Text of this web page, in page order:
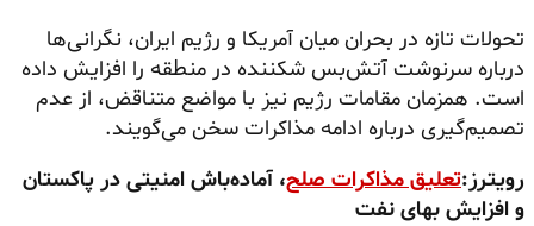
تحولات تازه در بحران میان آمریکا و رژیم ایران، نگرانی‌ها
درباره سرنوشت آتش‌بس شکننده در منطقه را افزایش داده
است. همزمان مقامات رژیم نیز با مواضع متناقض، از عدم
تصمیم‌گیری درباره ادامه مذاکرات سخن می‌گویند.
رویترز:تعلیق مذاکرات صلح، آماده‌باش امنیتی در پاکستان
و افزایش بهای نفت